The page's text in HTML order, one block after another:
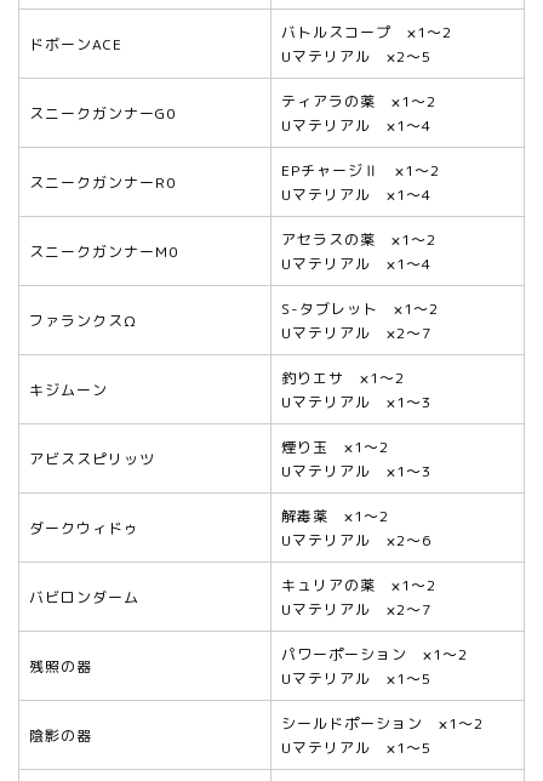
ドボーンACE
バトルスコープ ×1～2
Uマテリアル ×2～5
スニークガンナーG0
ティアラの薬 ×1～2
Uマテリアル ×1～4
スニークガンナーR0
EPチャージⅡ ×1～2
Uマテリアル ×1～4
スニークガンナーM0
アセラスの薬 ×1～2
Uマテリアル ×1～4
ファランクスΩ
S-タブレット ×1～2
Uマテリアル ×2～7
キジムーン
釣りエサ ×1～2
Uマテリアル ×1～3
アビススピリッツ
煙り玉 ×1～2
Uマテリアル ×1～3
ダークウィドゥ
解毒薬 ×1～2
Uマテリアル ×2～6
バビロンダーム
キュリアの薬 ×1～2
Uマテリアル ×2～7
残照の器
パワーポーション ×1～2
Uマテリアル ×1～5
陰影の器
シールドポーション ×1～2
Uマテリアル ×1～5